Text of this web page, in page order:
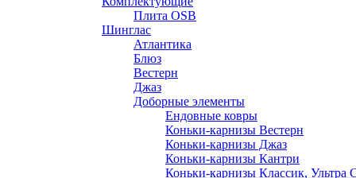
Плита OSB
Шинглас
Атлантика
Блюз
Вестерн
Джаз
Доборные элементы
Ендовные ковры
Коньки-карнизы Вестерн
Коньки-карнизы Джаз
Коньки-карнизы Кантри
Коньки-карнизы Классик, Ультра